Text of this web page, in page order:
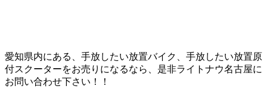
愛知県内にある、手放したい放置バイク、手放したい放置原
付スクーターをお売りになるなら、是非ライトナウ名古屋に
お問い合わせ下さい！！